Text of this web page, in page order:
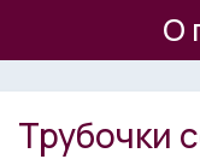
О
Трубочки